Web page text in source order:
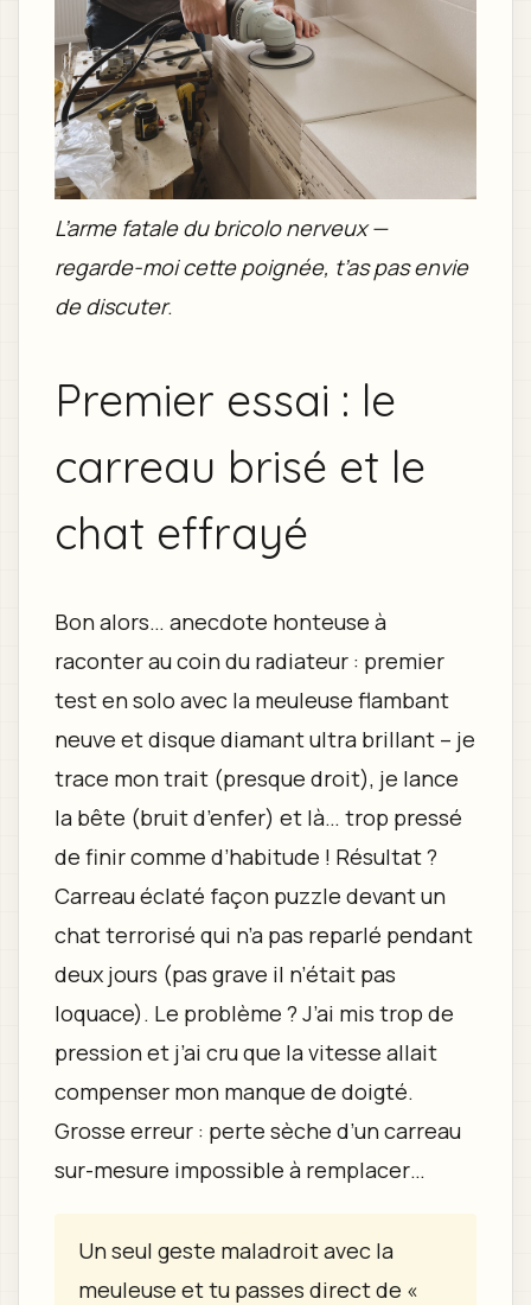
L’arme fatale du bricolo nerveux —
regarde-moi cette poignée, t’as pas envie
de discuter.
Premier essai : le
carreau brisé et le
chat effrayé
Bon alors… anecdote honteuse à
raconter au coin du radiateur : premier
test en solo avec la meuleuse flambant
neuve et disque diamant ultra brillant – je
trace mon trait (presque droit), je lance
la bête (bruit d’enfer) et là… trop pressé
de finir comme d’habitude ! Résultat ?
Carreau éclaté façon puzzle devant un
chat terrorisé qui n’a pas reparlé pendant
deux jours (pas grave il n’était pas
loquace). Le problème ? J’ai mis trop de
pression et j’ai cru que la vitesse allait
compenser mon manque de doigté.
Grosse erreur : perte sèche d’un carreau
sur-mesure impossible à remplacer…
Un seul geste maladroit avec la
meuleuse et tu passes direct de «